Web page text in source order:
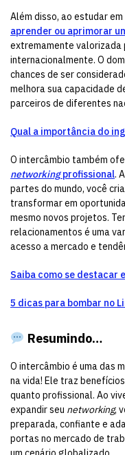
Além disso, ao estudar
aprender ou aprimorar
extremamente valorizada
internacionalmente. O
chances de ser
melhora sua capacidade
parceiros de diferentes
Qual a importância do
O intercâmbio também
networkingprofissional.
partes do mundo, você
transformar em
mesmo novos projetos.
relacionamentos é uma
acesso a mercado e
Saiba como se
5 dicas para bombar no
Resumindo…
O intercâmbio é uma das
na vida! Ele traz
quanto profissional. Ao
expandir seu networking,
preparada, confiante e
portas no mercado de